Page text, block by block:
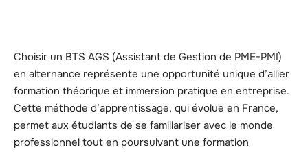
Choisir un BTS AGS (Assistant de Gestion de PME-PMI)
en alternance représente une opportunité unique d’allier
formation théorique et immersion pratique en entreprise.
Cette méthode d’apprentissage, qui évolue en France,
permet aux étudiants de se familiariser avec le monde
professionnel tout en poursuivant une formation